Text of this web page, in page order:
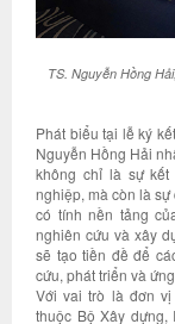
TS. Nguyễn Hồng
Phát biểu tại lễ ký
Nguyễn Hồng Hải
không chỉ là sự
nghiệp, mà còn là
có tính nền tảng
nghiên cứu và xây
sẽ tạo tiền đề để
cứu, phát triển và
Với vai trò là đơn
thuộc Bộ Xây dựng,